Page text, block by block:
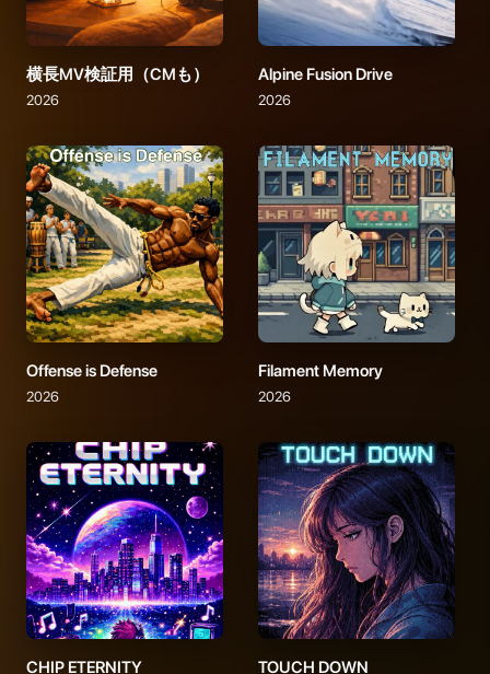
横長MV検証用（CMも）
2026
Alpine Fusion Drive
2026
Offense is Defense
2026
Filament Memory
2026
CHIP ETERNITY TOUCH DOWN